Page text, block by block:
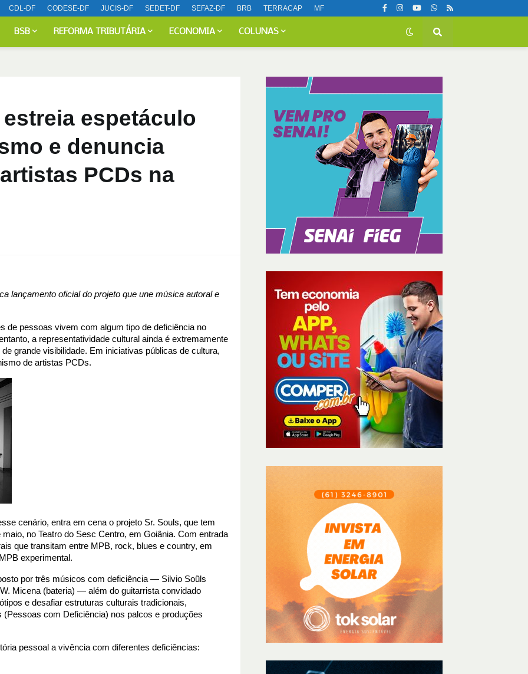
CDL-DF CODESE-DF JUCIS-DF SEDET-DF SEFAZ-DF BRB TERRACAP MF
BSB REFORMA TRIBUTÁRIA ECONOMIA COLUNAS
espetáculo
e denuncia
PCDs na
lançamento oficial do projeto que une música autoral e
de pessoas vivem com algum tipo de deficiência no
a representatividade cultural ainda é extremamente
grande visibilidade. Em iniciativas públicas de cultura,
de artistas PCDs.
cenário, entra em cena o projeto Sr. Souls, que tem
no Teatro do Sesc Centro, em Goiânia. Com entrada
que transitam entre MPB, rock, blues e country, em
experimental.
por três músicos com deficiência — Silvio Soũls
Micena (bateria) — além do guitarrista convidado
e desafiar estruturas culturais tradicionais,
com Deficiência) nos palcos e produções
pessoal a vivência com diferentes deficiências: